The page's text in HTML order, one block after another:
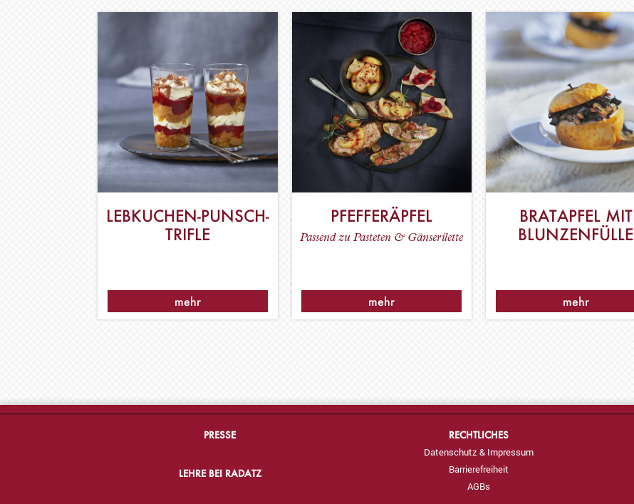
LEBKUCHEN-PUNSCH-
TRIFLE
mehr
PFEFFERÄPFEL
Passend zu Pasteten & Gänserilette
mehr
BRATAPFEL MIT
BLUNZENFÜLLE
mehr
PRESSE
LEHRE BEI RADATZ
RECHTLICHES
Datenschutz & Impressum
Barrierefreiheit
AGBs